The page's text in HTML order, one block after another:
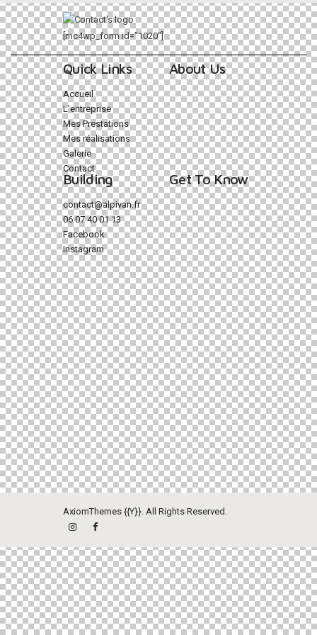
[mc4wp_form id=”1020″]
Quick Links
Accueil
L’entreprise
Mes Prestations
Mes réalisations
Galerie
Contact
About Us
Building
contact@alpivan.fr
06 07 40 01 13
Facebook
Instagram
Get To Know
AxiomThemes {{Y}}. All Rights Reserved.